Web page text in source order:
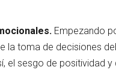
Empezando
la toma de decisiones
el sesgo de positividad